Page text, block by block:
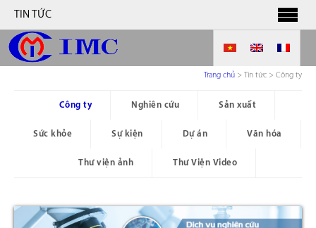
TIN TỨC
Trang chủ > Tin tức > Công ty
Công ty Nghiên cứu Sản xuất
Sức khỏe Sự kiện Dự án Văn hóa
Thư viện ảnh Thư Viện Video